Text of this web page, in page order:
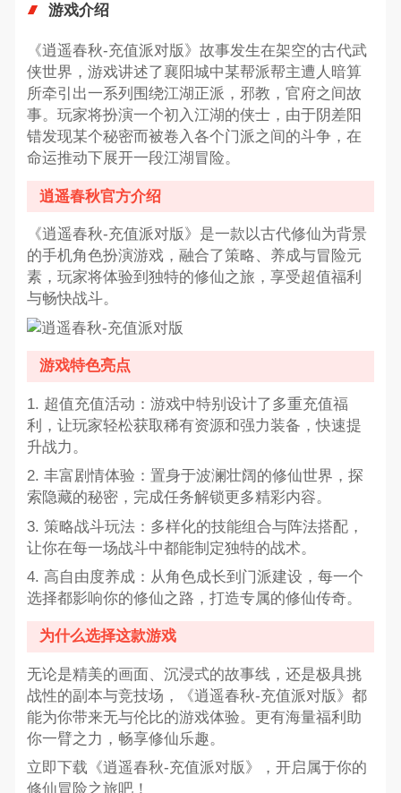
游戏介绍
《逍遥春秋-充值派对版》故事发生在架空的古代武
侠世界，游戏讲述了襄阳城中某帮派帮主遭人暗算
所牵引出一系列围绕江湖正派，邪教，官府之间故
事。玩家将扮演一个初入江湖的侠士，由于阴差阳
错发现某个秘密而被卷入各个门派之间的斗争，在
命运推动下展开一段江湖冒险。
逍遥春秋官方介绍
《逍遥春秋-充值派对版》是一款以古代修仙为背景
的手机角色扮演游戏，融合了策略、养成与冒险元
素，玩家将体验到独特的修仙之旅，享受超值福利
与畅快战斗。
游戏特色亮点
1. 超值充值活动：游戏中特别设计了多重充值福
利，让玩家轻松获取稀有资源和强力装备，快速提
升战力。
2. 丰富剧情体验：置身于波澜壮阔的修仙世界，探
索隐藏的秘密，完成任务解锁更多精彩内容。
3. 策略战斗玩法：多样化的技能组合与阵法搭配，
让你在每一场战斗中都能制定独特的战术。
4. 高自由度养成：从角色成长到门派建设，每一个
选择都影响你的修仙之路，打造专属的修仙传奇。
为什么选择这款游戏
无论是精美的画面、沉浸式的故事线，还是极具挑
战性的副本与竞技场，《逍遥春秋-充值派对版》都
能为你带来无与伦比的游戏体验。更有海量福利助
你一臂之力，畅享修仙乐趣。
立即下载《逍遥春秋-充值派对版》，开启属于你的
修仙冒险之旅吧！